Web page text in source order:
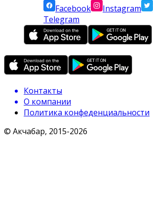
Facebook
Instagram
Telegram
Контакты
О компании
Политика конфеденциальности
© Акчабар, 2015-2026